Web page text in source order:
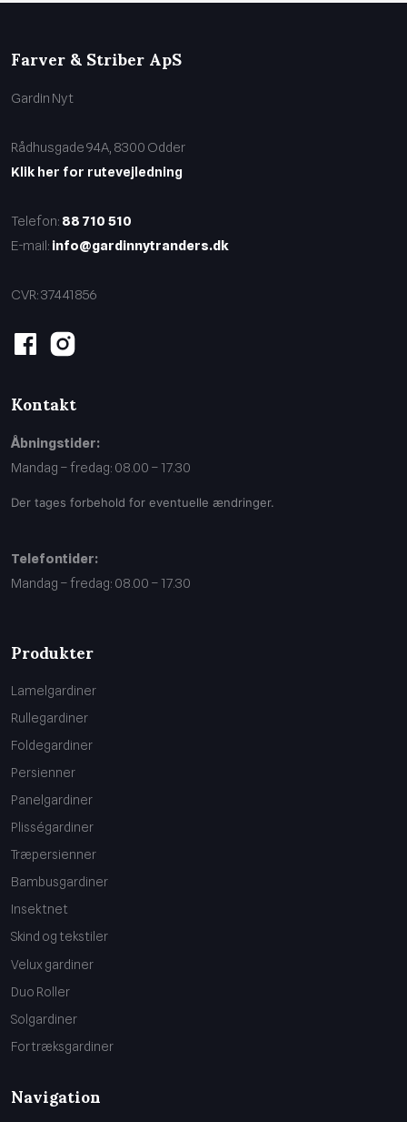
Farver & Striber ApS
Gardin Nyt
Rådhusgade 94A, 8300 Odder
Klik her for rutevejledning
Telefon: 88 710 510
E-mail: info@gardinnytranders.dk
CVR​: 37441856
Kontakt
Åbningstider:
Mandag – fredag: 08.00 – 17.30
Der​ tages forbehold for eventuelle ændringer.
Telefontider​:
Mandag – fredag: 08.00 – 17.30
Produkter
Lamelgardiner
Rullegardiner
Foldegardiner
Persienner
Panelgardiner
Plisségardiner
Træpersienner
Bambusgardiner
Insektnet
Skind og tekstiler
Velux gardiner
Duo Roller
Solgardiner
Fortræksgardiner
Navigation​